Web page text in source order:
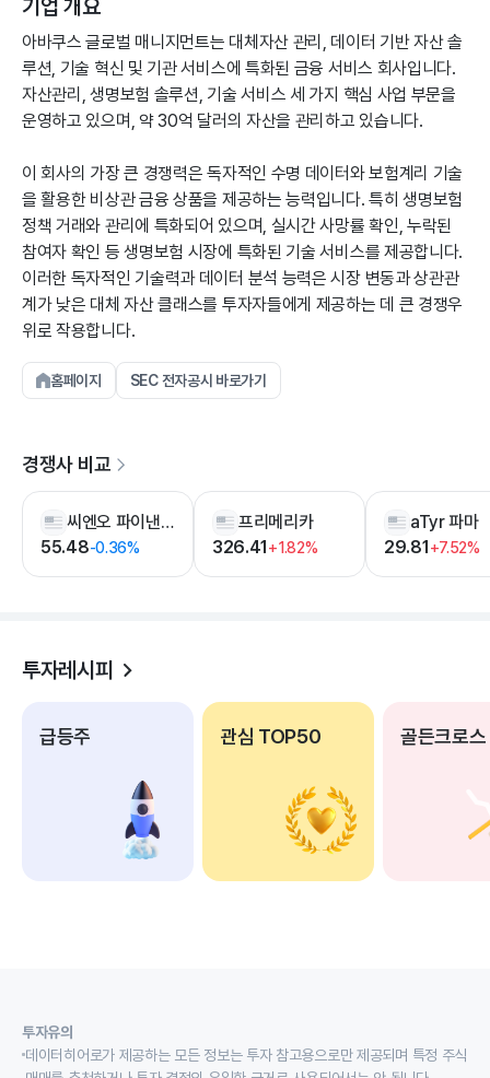
기업 개요
아바쿠스 글로벌 매니지먼트는 대체자산 관리, 데이터 기반 자산 솔
루션, 기술 혁신 및 기관 서비스에 특화된 금융 서비스 회사입니다.
자산관리, 생명보험 솔루션, 기술 서비스 세 가지 핵심 사업 부문을
운영하고 있으며, 약 30억 달러의 자산을 관리하고 있습니다.
이 회사의 가장 큰 경쟁력은 독자적인 수명 데이터와 보험계리 기술
을 활용한 비상관 금융 상품을 제공하는 능력입니다. 특히 생명보험
정책 거래와 관리에 특화되어 있으며, 실시간 사망률 확인, 누락된
참여자 확인 등 생명보험 시장에 특화된 기술 서비스를 제공합니다.
이러한 독자적인 기술력과 데이터 분석 능력은 시장 변동과 상관관
계가 낮은 대체 자산 클래스를 투자자들에게 제공하는 데 큰 경쟁우
위로 작용합니다.
홈페이지 SEC 전자공시 바로가기
경쟁사 비교
씨엔오 파이낸셜 그룹
55.48-0.36%
프리메리카
326.41+1.82%
aTyr 파마
29.81+7.52%
투자레시피
급등주 관심 TOP50 골든크로스
투자유의
데이터히어로가 제공하는 모든 정보는 투자 참고용으로만 제공되며 특정 주식